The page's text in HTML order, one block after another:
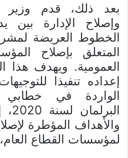
بعد ذلك، قدم وزير
وإصلاح الإدارة بين
الخطوط العريضة
المتعلق بإصلاح
العمومية. ويهدف هذا
إعداده تنفيذا
الواردة في خطابي
والأهداف المؤطرة
لمؤسسات القطاع